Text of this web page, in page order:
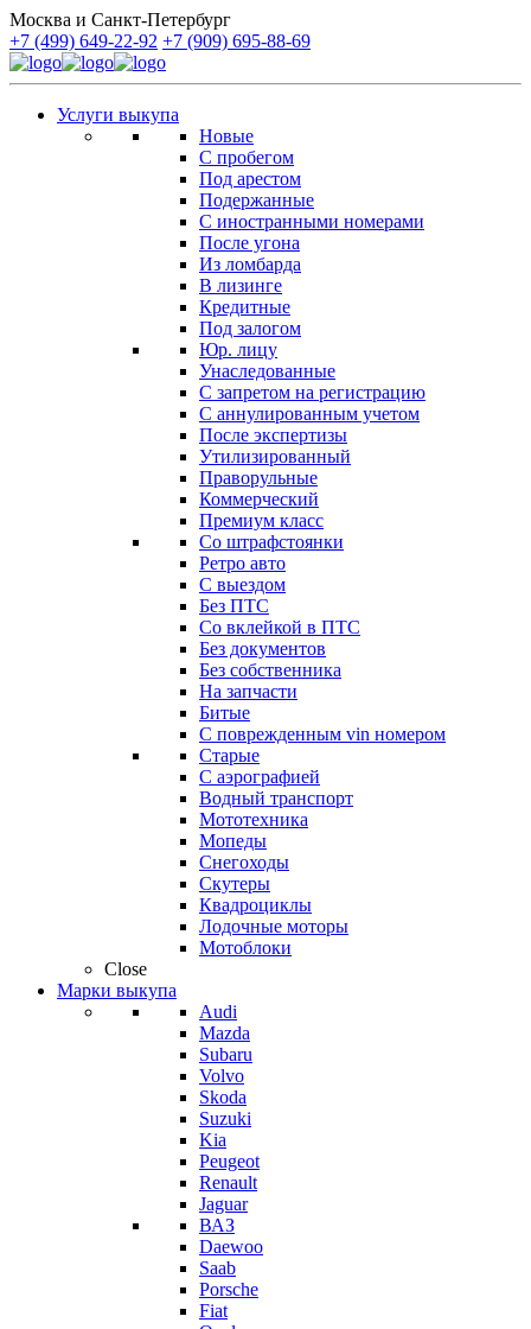
Москва и Санкт-Петербург
+7 (499) 649-22-92 +7 (909) 695-88-69
Услуги выкупа
Новые
С пробегом
Под арестом
Подержанные
С иностранными номерами
После угона
Из ломбарда
В лизинге
Кредитные
Под залогом
Юр. лицу
Унаследованные
С запретом на регистрацию
С аннулированным учетом
После экспертизы
Утилизированный
Праворульные
Коммерческий
Премиум класс
Со штрафстоянки
Ретро авто
С выездом
Без ПТС
Со вклейкой в ПТС
Без документов
Без собственника
На запчасти
Битые
С поврежденным vin номером
Старые
С аэрографией
Водный транспорт
Мототехника
Мопеды
Снегоходы
Скутеры
Квадроциклы
Лодочные моторы
Мотоблоки
Close
Марки выкупа
Audi
Mazda
Subaru
Volvo
Skoda
Suzuki
Kia
Peugeot
Renault
Jaguar
ВАЗ
Daewoo
Saab
Porsche
Fiat